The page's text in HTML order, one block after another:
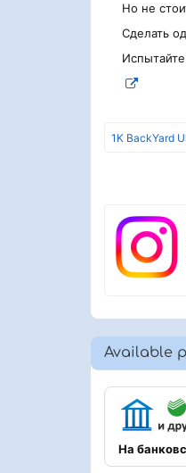
Но не стоит
Сделать
Испытайте
1K BackYard
Available
На